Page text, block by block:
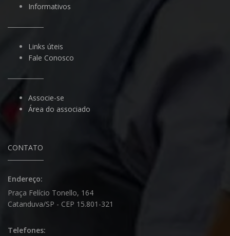
Informativos
Links úteis
Fale Conosco
Associe-se
Área do associado
CONTATO
Endereço:
Praça Felício Tonello, 164
Catanduva/SP - CEP 15.801-321
Telefones: